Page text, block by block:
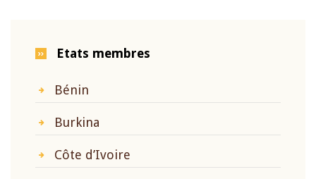
Etats membres
Bénin
Burkina
Côte d’Ivoire